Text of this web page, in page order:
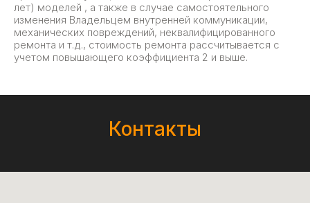
лет) моделей , а также в случае самостоятельного
изменения Владельцем внутренней коммуникации,
механических повреждений, неквалифицированного
ремонта и т.д., стоимость ремонта рассчитывается с
учетом повышающего коэффициента 2 и выше.
Контакты